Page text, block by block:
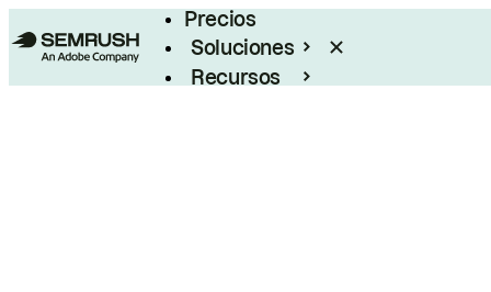
Precios
Soluciones
Recursos